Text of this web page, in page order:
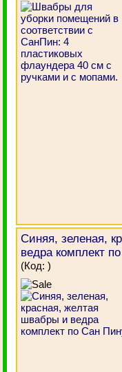
Синяя, зеленая,
ведра комплект
(Код:)